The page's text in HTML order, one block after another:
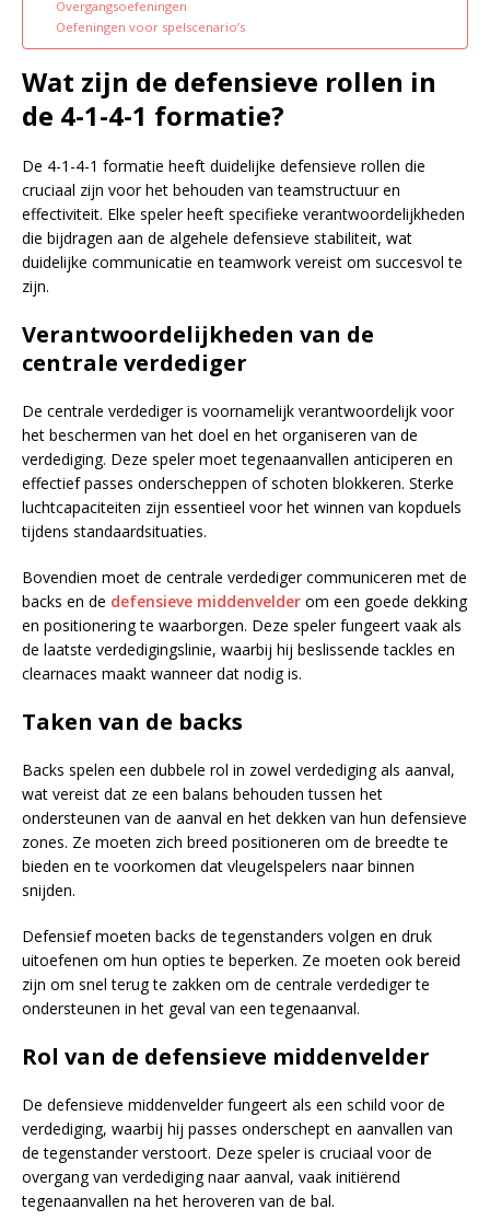
Overgangsoefeningen
Oefeningen voor spelscenario’s
Wat zijn de defensieve rollen in
de 4-1-4-1 formatie?
De 4-1-4-1 formatie heeft duidelijke defensieve rollen die
cruciaal zijn voor het behouden van teamstructuur en
effectiviteit. Elke speler heeft specifieke verantwoordelijkheden
die bijdragen aan de algehele defensieve stabiliteit, wat
duidelijke communicatie en teamwork vereist om succesvol te
zijn.
Verantwoordelijkheden van de
centrale verdediger
De centrale verdediger is voornamelijk verantwoordelijk voor
het beschermen van het doel en het organiseren van de
verdediging. Deze speler moet tegenaanvallen anticiperen en
effectief passes onderscheppen of schoten blokkeren. Sterke
luchtcapaciteiten zijn essentieel voor het winnen van kopduels
tijdens standaardsituaties.
Bovendien moet de centrale verdediger communiceren met de
backs en de defensieve middenvelder om een goede dekking
en positionering te waarborgen. Deze speler fungeert vaak als
de laatste verdedigingslinie, waarbij hij beslissende tackles en
clearnaces maakt wanneer dat nodig is.
Taken van de backs
Backs spelen een dubbele rol in zowel verdediging als aanval,
wat vereist dat ze een balans behouden tussen het
ondersteunen van de aanval en het dekken van hun defensieve
zones. Ze moeten zich breed positioneren om de breedte te
bieden en te voorkomen dat vleugelspelers naar binnen
snijden.
Defensief moeten backs de tegenstanders volgen en druk
uitoefenen om hun opties te beperken. Ze moeten ook bereid
zijn om snel terug te zakken om de centrale verdediger te
ondersteunen in het geval van een tegenaanval.
Rol van de defensieve middenvelder
De defensieve middenvelder fungeert als een schild voor de
verdediging, waarbij hij passes onderschept en aanvallen van
de tegenstander verstoort. Deze speler is cruciaal voor de
overgang van verdediging naar aanval, vaak initiërend
tegenaanvallen na het heroveren van de bal.